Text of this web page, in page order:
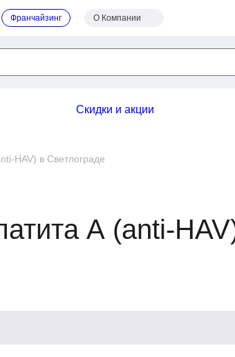
Франчайзинг О Компании
Скидки и акции
HAV) в Светлограде
А (anti-